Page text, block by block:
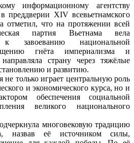
информационному агентству
XIV всевьетнамского
что на протяжении всей
партия Вьетнама вела
завоеванию национальной
гнёта империализма и
страну через тяжёлые
и развитию.
только играет центральную роль
и экономического курса, но и
обеспечения социальной
великого национального
многовековую традицию
назвав её источником силы,